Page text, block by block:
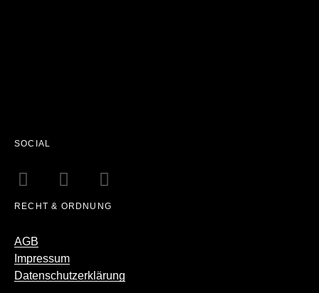
SOCIAL
RECHT & ORDNUNG
AGB
Impressum
Datenschutzerklärung